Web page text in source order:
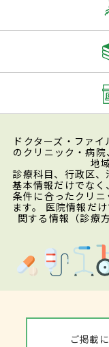
ドクターズ・ファ
のクリニック・病
地
診療科目、行政区
基本情報だけでな
条件に合ったクリ
ます。 医院情報だ
関する情報（診療
ご掲載